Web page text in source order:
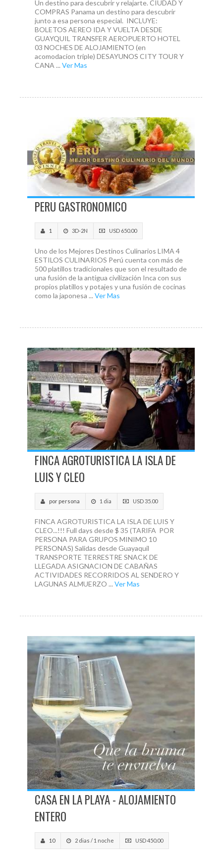
Un destino para descubrir y relajarte. CIUDAD Y
COMPRAS Panama un destino para descubrir
junto a esa persona especial. INCLUYE:
BOLETOS AEREO IDA Y VUELTA DESDE
GUAYQUIL TRANSFER AEROPUERTO HOTEL
03 NOCHES DE ALOJAMIENTO (en
acomodacion triple) DESAYUNOS CITY TOUR Y
CANA ... Ver Mas
PERU GASTRONOMICO
1 3D-2N USD 650.00
Uno de los Mejores Destinos Culinarios LIMA 4
ESTILOS CULINARIOS Perú cuenta con más de
500 platillos tradicionales que son el resultado de
una fusión de la antigua civilización Inca con sus
propios platillos y potajes y una fusión de cocinas
como la japonesa ... Ver Mas
FINCA AGROTURISTICA LA ISLA DE
LUIS Y CLEO
por persona 1 dia USD 35.00
FINCA AGROTURISTICA LA ISLA DE LUIS Y
CLEO...!!! Full days desde $ 35 (TARIFA POR
PERSONA PARA GRUPOS MINIMO 10
PERSONAS) Salidas desde Guayaquil
TRANSPORTE TERRESTRE SNACK DE
LLEGADA ASIGNACION DE CABAÑAS
ACTIVIDADES RECORRIDOS AL SENDERO Y
LAGUNAS ALMUERZO ... Ver Mas
CASA EN LA PLAYA - ALOJAMIENTO
ENTERO
10 2 dias / 1 noche USD 450.00